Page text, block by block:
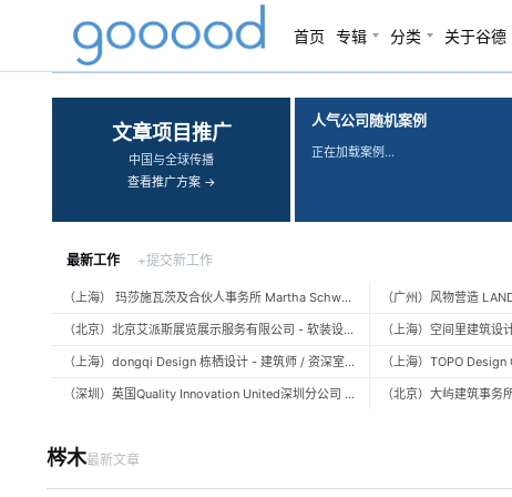
首页 专辑 分类 关于谷德
‹ ›
文章项目推广
中国与全球传播
查看推广方案 →
人气公司随机案例
正在加载案例…
最新工作 +提交新工作
（上海） 玛莎施瓦茨及合伙人事务所 Martha Schwartz Partners – 高级景观建筑师 Senior Landscape Designer / 景观建筑师 Landscape Designer
（北京）北京艾派斯展览展示服务有限公司 - 软装设计师 / 陈列设计师
（上海）dongqi Design 栋栖设计 - 建筑师 / 资深室内设计师 / 室内设计师 / 媒体及公共关系主管 / 设计实习生（常年招聘）
（深圳）英国Quality Innovation United深圳分公司 - 建筑设计师 / 资深建筑设计师 / 室内设计师 / 设计实习生
梣木最新文章